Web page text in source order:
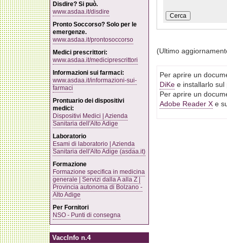
Disdire? Si può.
www.asdaa.it/disdire
Pronto Soccorso? Solo per le
emergenze.
www.asdaa.it/prontosoccorso
Medici prescrittori:
www.asdaa.it/mediciprescrittori
Informazioni sui farmaci:
www.asdaa.it/informazioni-sui-
farmaci
Prontuario dei dispositivi
medici:
Dispositivi Medici | Azienda
Sanitaria dell'Alto Adige
Laboratorio
Esami di laboratorio | Azienda
Sanitaria dell'Alto Adige (asdaa.it)
Formazione
Formazione specifica in medicina
generale | Servizi dalla A alla Z |
Provincia autonoma di Bolzano -
Alto Adige
Per Fornitori
NSO - Punti di consegna
VaccInfo n.4
Cerca
(Ultimo
Per aprire un
DiKe e installarlo sul
Per aprire un
Adobe Reader X e